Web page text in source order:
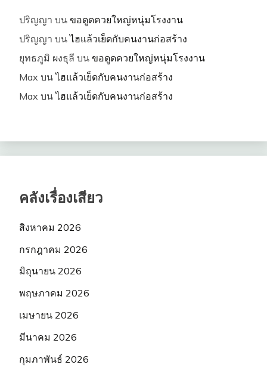
ปริญญา บน ขอดูดควยใหญ่หนุ่มโรงงาน
ปริญญา บนไฮแล้วเย็ดกับคนงานก่อสร้าง
ยุทธภูมิ ผงธุลี บน ขอดูดควยใหญ่หนุ่มโรงงาน
Max บนไฮแล้วเย็ดกับคนงานก่อสร้าง
Max บนไฮแล้วเย็ดกับคนงานก่อสร้าง
คลังเรื่องเสียว
สิงหาคม 2026
กรกฎาคม 2026
มิถุนายน 2026
พฤษภาคม 2026
เมษายน 2026
มีนาคม 2026
กุมภาพันธ์ 2026